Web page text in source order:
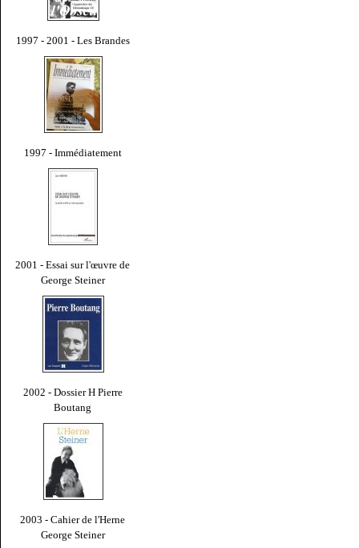
1997 - 2001 - Les Brandes
1997 - Immédiatement
2001 - Essai sur l'œuvre de
George Steiner
2002 - Dossier H Pierre
Boutang
2003 - Cahier de l'Herne
George Steiner